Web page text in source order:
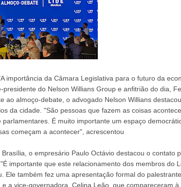
importância da Câmara Legislativa para o futuro da
presidente do Nelson Willians Group e anfitrião do dia,
ao almoço-debate, o advogado Nelson Willians
da cidade. "São pessoas que fazem as coisas
É muito importante um espaço
começam a acontecer", acrescentou
o empresário Paulo Octávio destacou o contato
importante que este relacionamento dos membros do
Ele também fez uma apresentação formal do
e a vice-governadora, Celina Leão, que compareceram